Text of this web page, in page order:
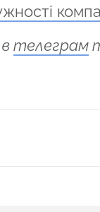
телеграм